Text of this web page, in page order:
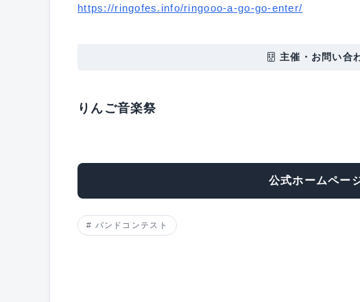
https://ringofes.info/ringooo-a-go-go-enter/
主催・お問い合
りんご音楽祭
公式ホームペー
バンドコンテスト